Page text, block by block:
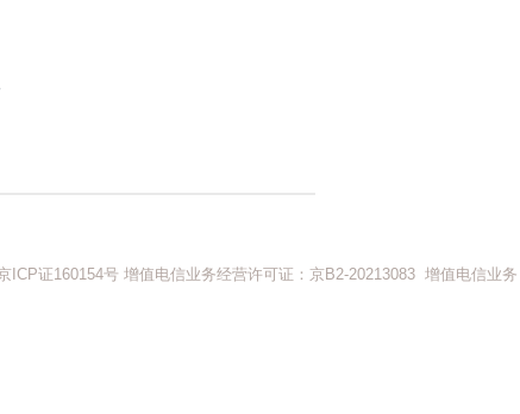
ICP证160154号 增值电信业务经营许可证：京B2-20213083 增值电信业务